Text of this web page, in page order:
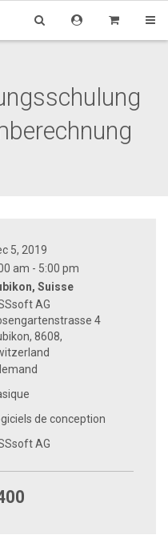
5, 2019
am - 5:00 pm
Suisse
AG
4
8608,
de conception
AG